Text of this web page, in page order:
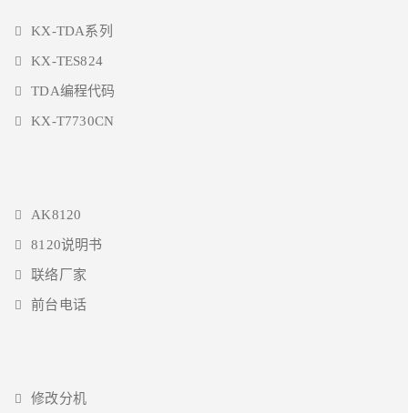
KX-TDA系列
KX-TES824
TDA编程代码
KX-T7730CN
AK8120
8120说明书
联络厂家
前台电话
修改分机